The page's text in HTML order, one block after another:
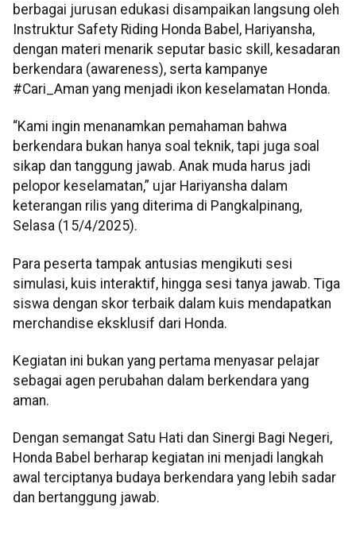
berbagai jurusan edukasi disampaikan langsung oleh
Instruktur Safety Riding Honda Babel, Hariyansha,
dengan materi menarik seputar basic skill, kesadaran
berkendara (awareness), serta kampanye
#Cari_Aman yang menjadi ikon keselamatan Honda.
“Kami ingin menanamkan pemahaman bahwa
berkendara bukan hanya soal teknik, tapi juga soal
sikap dan tanggung jawab. Anak muda harus jadi
pelopor keselamatan,” ujar Hariyansha dalam
keterangan rilis yang diterima di Pangkalpinang,
Selasa (15/4/2025).
Para peserta tampak antusias mengikuti sesi
simulasi, kuis interaktif, hingga sesi tanya jawab. Tiga
siswa dengan skor terbaik dalam kuis mendapatkan
merchandise eksklusif dari Honda.
Kegiatan ini bukan yang pertama menyasar pelajar
sebagai agen perubahan dalam berkendara yang
aman.
Dengan semangat Satu Hati dan Sinergi Bagi Negeri,
Honda Babel berharap kegiatan ini menjadi langkah
awal terciptanya budaya berkendara yang lebih sadar
dan bertanggung jawab.